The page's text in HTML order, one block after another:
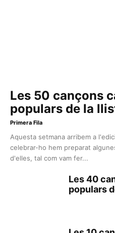
Les 50 cançons
populars de la
Primera Fila
Aquesta setmana arribem a
celebrar-ho hem preparat
d'elles, tal com vam fer...
Les 40
populars